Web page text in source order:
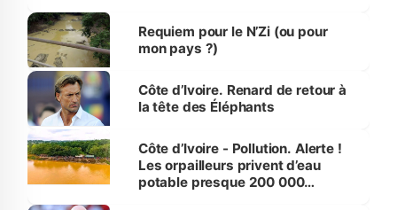
Requiem pour le N’Zi (ou pour
mon pays ?)
Côte d’Ivoire. Renard de retour à
la tête des Éléphants
Côte d’Ivoire - Pollution. Alerte !
Les orpailleurs privent d’eau
potable presque 200 000